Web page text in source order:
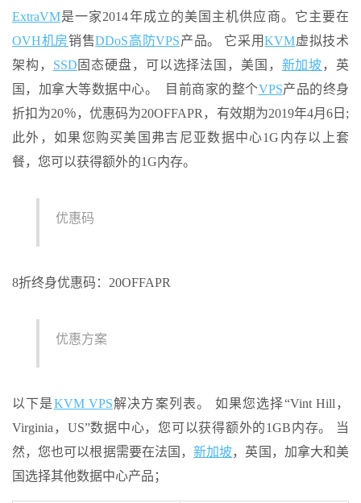
ExtraVM是一家2014年成立的美国主机供应商。它主要在
OVH机房销售DDoS高防VPS产品。 它采用KVM虚拟技术
架构， SSD 固态硬盘，可以选择法国，美国， 新加坡，英
国，加拿大等数据中心。 目前商家的整个VPS产品的终身
折扣为20％，优惠码为20OFFAPR，有效​​期为2019年4月6日;
此外，如果您购买美国弗吉尼亚数据中心1G内存以上套
餐，您可以获得额外的1G内存。
优惠码
8折终身优惠码：20OFFAPR
优惠方案
以下是KVM VPS解决方案列表。 如果您选择“Vint Hill，
Virginia，US”数据中心，您可以获得额外的1GB内存。 当
然，您也可以根据需要在法国，新加坡，英国，加拿大和美
国选择其他数据中心产品；